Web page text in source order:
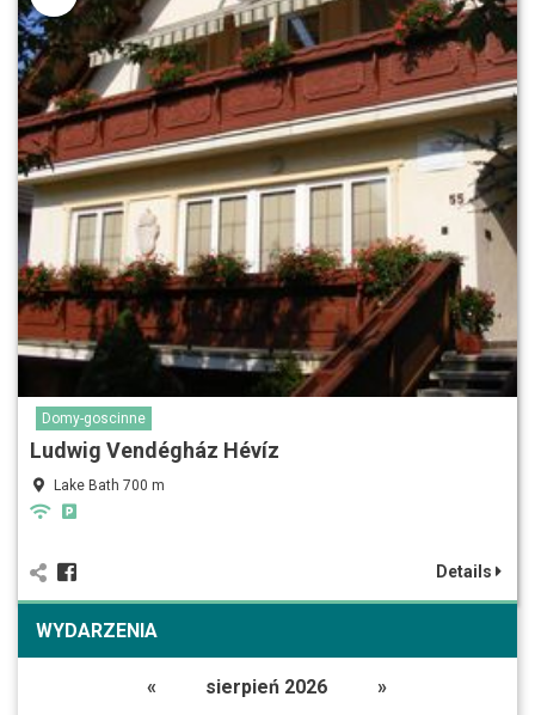
Domy-goscinne
Ludwig Vendégház Hévíz
Lake Bath 700 m
Details
WYDARZENIA
« sierpień 2026
»